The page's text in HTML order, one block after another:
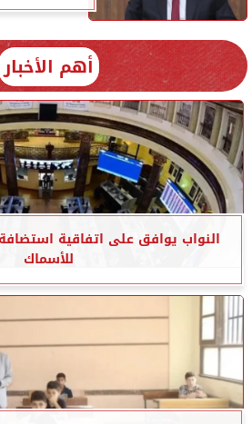
أهم الأخبار
النواب يوافق على اتفاقية
للأسماك